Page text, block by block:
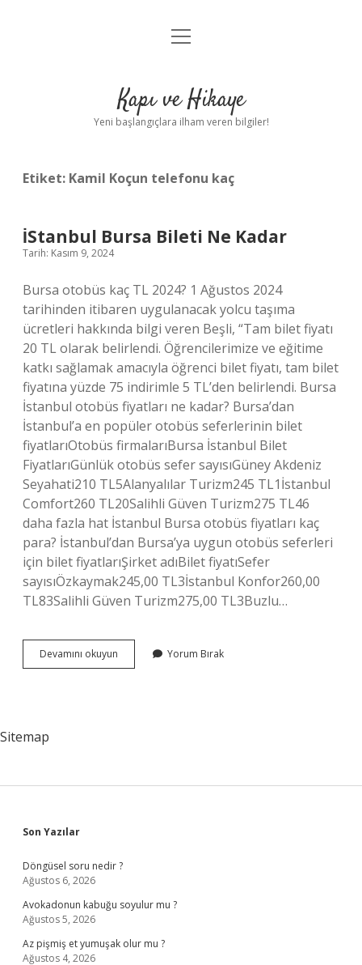
Anasayfa
Yasal Uyarı
menüyü
Kapı ve Hikaye
Yeni başlangıçlara ilham veren bilgiler!
Etiket: Kamil Koçun telefonu kaç
İStanbul Bursa Bileti Ne Kadar
Tarih: Kasım 9, 2024
Bursa otobüs kaç TL 2024? 1 Ağustos 2024
tarihinden itibaren uygulanacak yolcu taşıma
ücretleri hakkında bilgi veren Beşli, “Tam bilet fiyatı
20 TL olarak belirlendi. Öğrencilerimize ve eğitime
katkı sağlamak amacıyla öğrenci bilet fiyatı, tam bilet
fiyatına yüzde 75 indirimle 5 TL’den belirlendi. Bursa
İstanbul otobüs fiyatları ne kadar? Bursa’dan
İstanbul’a en popüler otobüs seferlerinin bilet
fiyatlarıOtobüs firmalarıBursa İstanbul Bilet
FiyatlarıGünlük otobüs sefer sayısıGüney Akdeniz
Seyahati210 TL5Alanyalılar Turizm245 TL1İstanbul
Comfort260 TL20Salihli Güven Turizm275 TL46
daha fazla hat İstanbul Bursa otobüs fiyatları kaç
para? İstanbul’dan Bursa’ya uygun otobüs seferleri
için bilet fiyatlarıŞirket adıBilet fiyatıSefer
sayısıÖzkaymak245,00 TL3İstanbul Konfor260,00
TL83Salihli Güven Turizm275,00 TL3Buzlu…
Devamını okuyun İStanbul
Bursa
Yorum Bırak
Sitemap
Sidebar
Son Yazılar
Döngüsel soru nedir ?
Ağustos 6, 2026
Avokadonun kabuğu soyulur mu ?
Ağustos 5, 2026
Az pişmiş et yumuşak olur mu ?
Ağustos 4, 2026